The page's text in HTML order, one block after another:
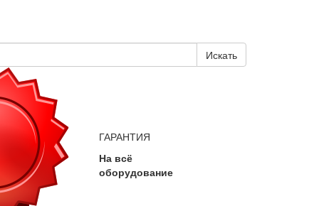
Искать
ГАРАНТИЯ
На всё
оборудование